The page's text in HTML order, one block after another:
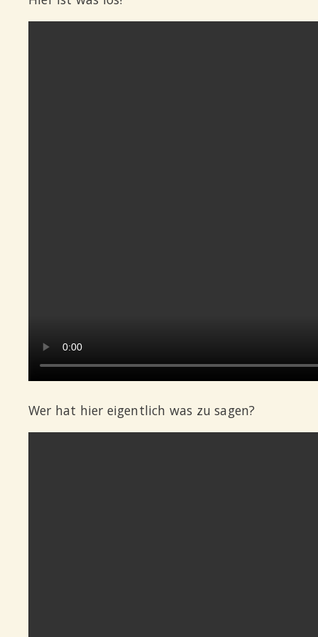
Wer hat hier eigentlich was zu sagen?